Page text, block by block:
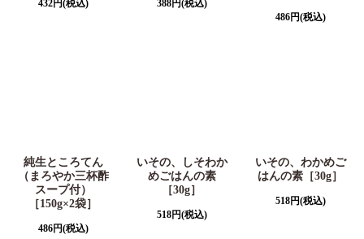
432円(税込) 388円(税込)
486円(税込)
純生ところてん
（まろやか三杯酢
スープ付）
［150g×2袋］
486円(税込)
いその、しそわか
めごはんの素
［30g］
518円(税込)
いその、わかめご
はんの素［30g］
518円(税込)